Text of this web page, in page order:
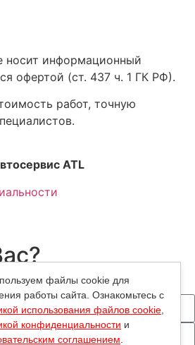
носит информационный
офертой (ст. 437 ч. 1 ГК РФ).
работ, точную
ATL
файлы cookie для
работы сайта. Ознакомьтесь с
использования файлов cookie
конфиденциальности и
соглашением
мы Вам перезвоним!